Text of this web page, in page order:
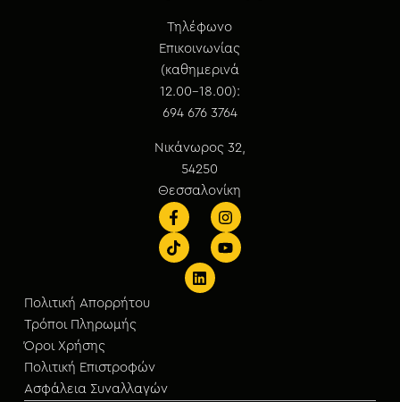
Τηλέφωνο
Επικοινωνίας
(καθημερινά
12.00-18.00):
694 676 3764
Νικάνωρος 32,
54250
Θεσσαλονίκη
Πολιτική Απορρήτου
Τρόποι Πληρωμής
Όροι Χρήσης
Πολιτική Επιστροφών
Ασφάλεια Συναλλαγών